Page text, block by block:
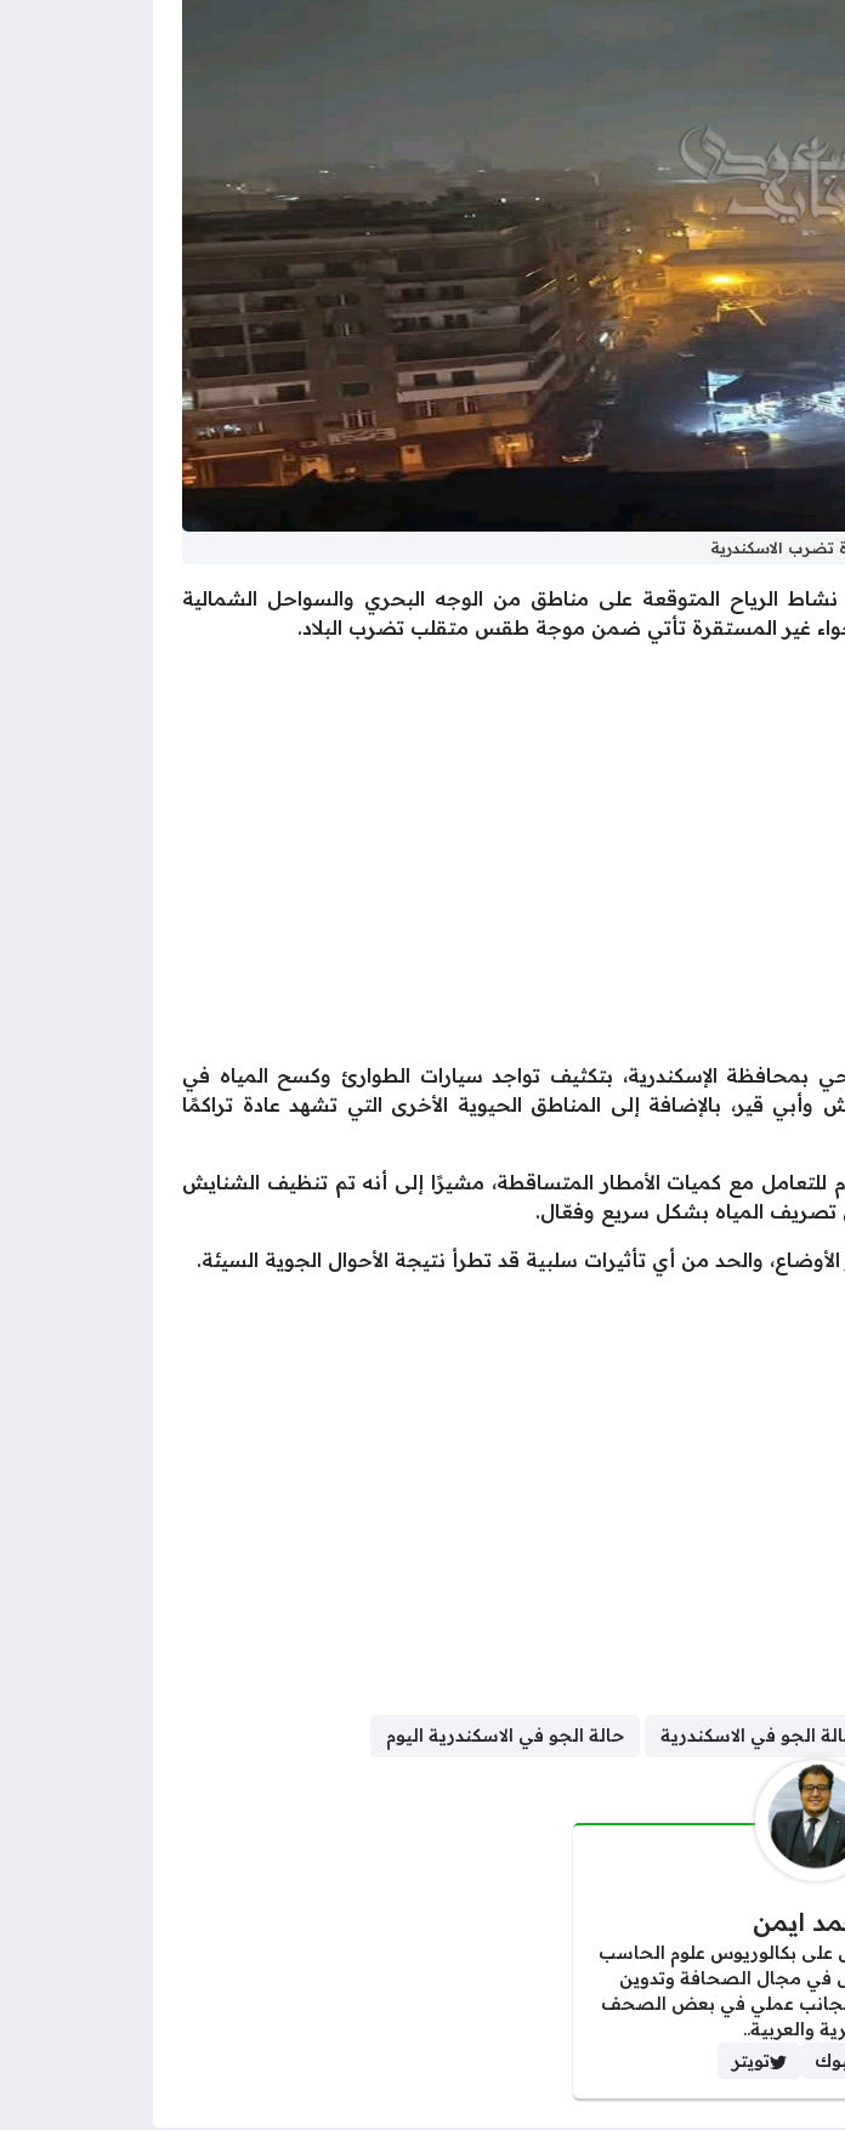
تضرب الاسكندرية
الرياح المتوقعة على مناطق من الوجه البحري والسواحل الشمالية
غير المستقرة تأتي ضمن موجة طقس متقلب تضرب البلاد.
الإسكندرية، بتكثيف تواجد سيارات الطوارئ وكسح المياه في
قير، بالإضافة إلى المناطق الحيوية الأخرى التي تشهد عادة تراكمًا
مع كميات الأمطار المتساقطة، مشيرًا إلى أنه تم تنظيف الشنايش
تصريف المياه بشكل سريع وفعّال.
والحد من أي تأثيرات سلبية قد تطرأ نتيجة الأحوال الجوية السيئة.
الجو في الاسكندرية حالة الجو في الاسكندرية اليوم
ايمن
بكالوريوس علوم الحاسب
في مجال الصحافة وتدوين
منذ عام 2012 بجانب عملي في بعض الصحف
والعربية..
تويتر